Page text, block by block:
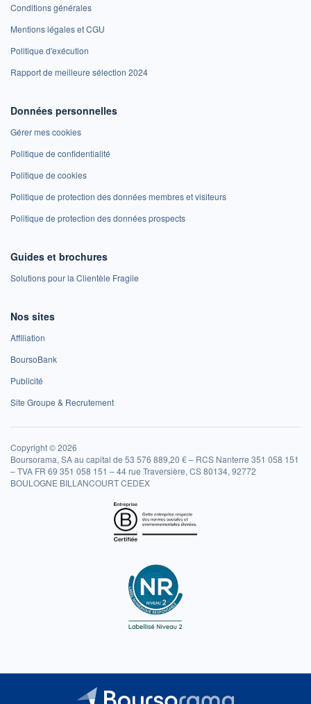
Conditions générales
Mentions légales et CGU
Politique d'exécution
Rapport de meilleure sélection 2024
Données personnelles
Gérer mes cookies
Politique de confidentialité
Politique de cookies
Politique de protection des données membres et visiteurs
Politique de protection des données prospects
Guides et brochures
Solutions pour la Clientèle Fragile
Nos sites
Affiliation
BoursoBank
Publicité
Site Groupe & Recrutement
Copyright © 2026
Boursorama, SA au capital de 53 576 889,20 € – RCS Nanterre 351 058 151
– TVA FR 69 351 058 151 – 44 rue Traversière, CS 80134, 92772
BOULOGNE BILLANCOURT CEDEX